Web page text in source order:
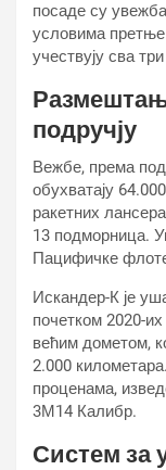
посаде су
условима
учествују сва
подручју
Вежбе, према
обухватају
ракетних
13 подморница.
Пацифичке
Искандер-К је
почетком 2020-
већим дометом,
2.000
проценама,
3М14 Калибр.
Систем за